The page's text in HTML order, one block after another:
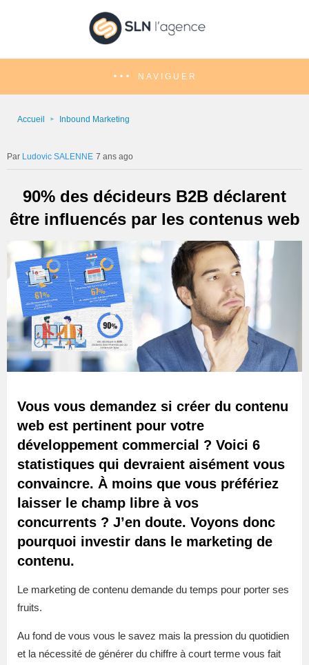
NAVIGUER
Accueil Inbound Marketing
Ludovic SALENNE 7 ans ago
90% des décideurs B2B déclarent
être influencés par les contenus web
Vous vous demandez si créer du contenu
web est pertinent pour votre
développement commercial ? Voici 6
statistiques qui devraient aisément vous
convaincre. À moins que vous préfériez
laisser le champ libre à vos
concurrents ? J’en doute. Voyons donc
pourquoi investir dans le marketing de
contenu.
Le marketing de contenu demande du temps pour porter ses
fruits.
Au fond de vous vous le savez mais la pression du quotidien
et la nécessité de générer du chiffre à court terme vous fait